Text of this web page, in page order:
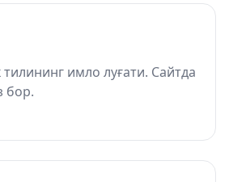
имло луғати. Сайтда
бор.